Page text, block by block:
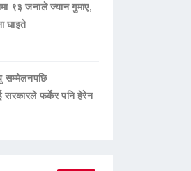
९३ जनाले ज्यान गुमाए,
घाइते
सम्मेलनपछि
सरकारले फर्केर पनि हेरेन